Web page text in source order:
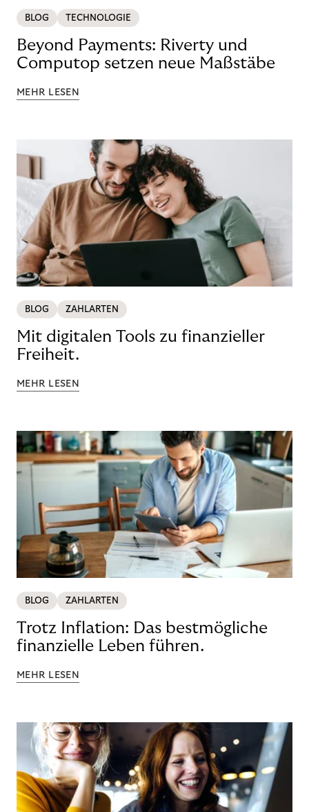
BLOG TECHNOLOGIE
Beyond Payments: Riverty und
Computop setzen neue Maßstäbe
MEHR LESEN
BLOG ZAHLARTEN
Mit digitalen Tools zu finanzieller
Freiheit.
MEHR LESEN
BLOG ZAHLARTEN
Trotz Inflation: Das bestmögliche
finanzielle Leben führen.
MEHR LESEN